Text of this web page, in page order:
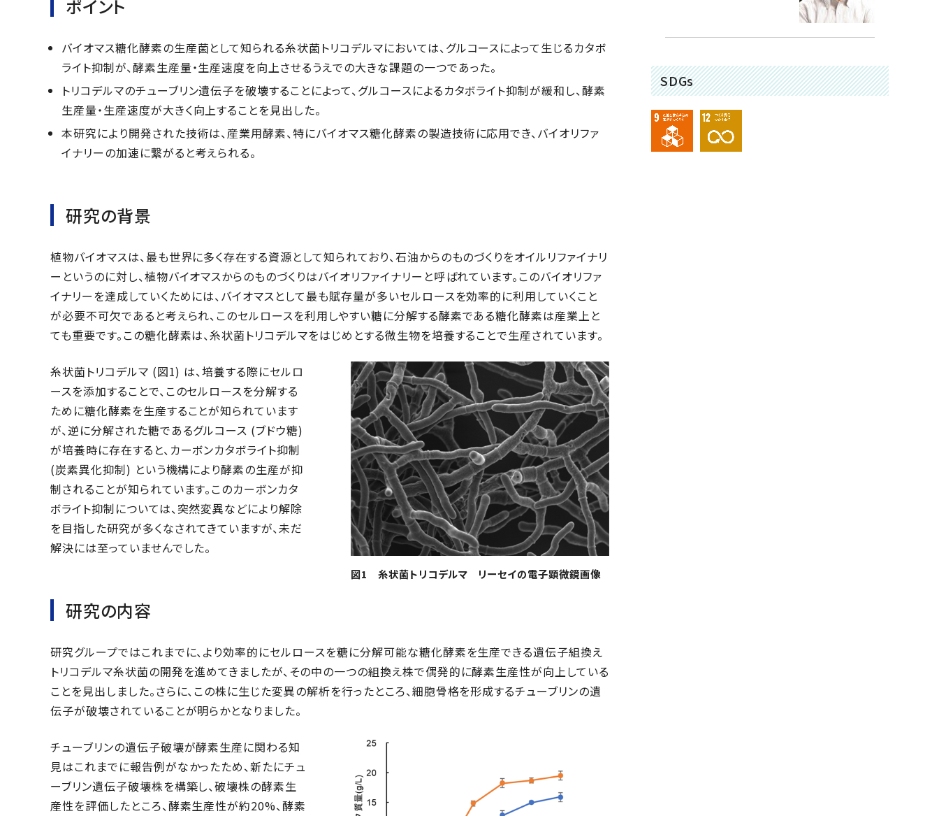
ポイント
バイオマス糖化酵素の生産菌として知られる糸状菌トリコデルマにおいては、グルコースによって生じるカタボ
ライト抑制が、酵素生産量・生産速度を向上させるうえでの大きな課題の一つであった。
トリコデルマのチューブリン遺伝子を破壊することによって、グルコースによるカタボライト抑制が緩和し、酵素
生産量・生産速度が大きく向上することを見出した。
本研究により開発された技術は、産業用酵素、特にバイオマス糖化酵素の製造技術に応用でき、バイオリファ
イナリーの加速に繋がると考えられる。
研究の背景
植物バイオマスは、最も世界に多く存在する資源として知られており、石油からのものづくりをオイルリファイナリ
ーというのに対し、植物バイオマスからのものづくりはバイオリファイナリーと呼ばれています。このバイオリファ
イナリーを達成していくためには、バイオマスとして最も賦存量が多いセルロースを効率的に利用していくこと
が必要不可欠であると考えられ、このセルロースを利用しやすい糖に分解する酵素である糖化酵素は産業上と
ても重要です。この糖化酵素は、糸状菌トリコデルマをはじめとする微生物を培養することで生産されています。
図1 糸状菌トリコデルマ リーセイの電子顕微鏡画像
糸状菌トリコデルマ (図1) は、培養する際にセルロ
ースを添加することで、このセルロースを分解する
ために糖化酵素を生産することが知られています
が、逆に分解された糖であるグルコース (ブドウ糖)
が培養時に存在すると、カーボンカタボライト抑制
(炭素異化抑制) という機構により酵素の生産が抑
制されることが知られています。このカーボンカタ
ボライト抑制については、突然変異などにより解除
を目指した研究が多くなされてきていますが、未だ
解決には至っていませんでした。
研究の内容
研究グループではこれまでに、より効率的にセルロースを糖に分解可能な糖化酵素を生産できる遺伝子組換え
トリコデルマ糸状菌の開発を進めてきましたが、その中の一つの組換え株で偶発的に酵素生産性が向上している
ことを見出しました。さらに、この株に生じた変異の解析を行ったところ、細胞骨格を形成するチューブリンの遺
伝子が破壊されていることが明らかとなりました。
チューブリンの遺伝子破壊が酵素生産に関わる知
見はこれまでに報告例がなかったため、新たにチュ
ーブリン遺伝子破壊株を構築し、破壊株の酵素生
産性を評価したところ、酵素生産性が約20%、酵素
SDGs